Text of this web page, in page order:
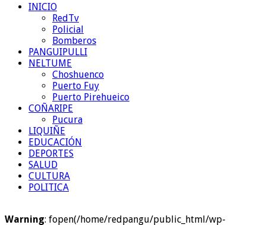
INICIO
RedTv
Policial
Bomberos
PANGUIPULLI
NELTUME
Choshuenco
Puerto Fuy
Puerto Pirehueico
COÑARIPE
Pucura
LIQUIÑE
EDUCACIÓN
DEPORTES
SALUD
CULTURA
POLITICA
Warning: fopen(/home/redpangu/public_html/wp-